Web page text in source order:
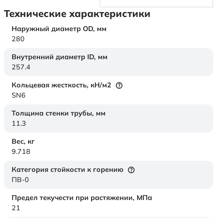
Технические характеристики
Наружный диаметр OD, мм
280
Внутренний диаметр ID, мм
257.4
Кольцевая жесткость, кН/м2
SN6
Толщина стенки трубы, мм
11.3
Вес, кг
9.718
Категория стойкости к горению
ПВ-0
Предел текучести при растяжении, МПа
21